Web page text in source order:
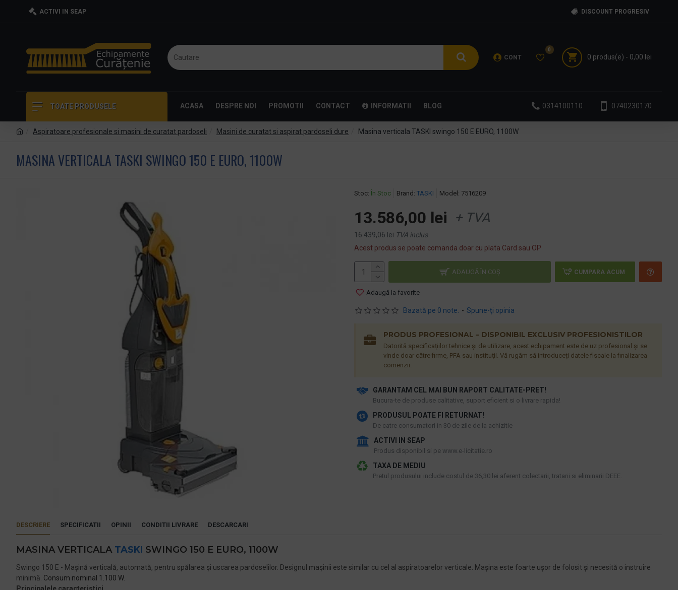
ACTIVI IN SEAP DISCOUNT PROGRESIV
CONT
0
0 produs(e) - 0,00 lei
TOATE PRODUSELE ACASA DESPRE NOI PROMOTII CONTACT INFORMATII BLOG 0314100110 0740230170
Aspiratoare profesionale si masini de curatat pardoseli Masini de curatat si aspirat pardoseli dure Masina verticala TASKI swingo 150 E EURO, 1100W
MASINA VERTICALA TASKI SWINGO 150 E EURO, 1100W
Stoc: În Stoc Brand: TASKI Model: 7516209
Bazată pe 0 note. - Spune-ţi opinia
13.586,00 lei + TVA
16.439,06 lei TVA inclus
Acest produs se poate comanda doar cu plata Card sau OP
ADAUGĂ ÎN COŞ CUMPARA ACUM
Adaugă la favorite
GARANTAM CEL MAI BUN RAPORT CALITATE-PRET!
​Bucura-te de produse calitative, suport eficient si o livrare rapida!
PRODUSUL POATE FI RETURNAT!
De catre consumatori in 30 de zile de la achizitie
ACTIVI IN SEAP
Produs disponibil si pe www.e-licitatie.ro
PRODUS PROFESIONAL – DISPONIBIL EXCLUSIV PROFESIONISTILOR
Datorită specificațiilor tehnice și de utilizare, acest echipament este de uz profesional și se
vinde doar către firme, PFA sau instituții. Vă rugăm să introduceți datele fiscale la finalizarea
comenzii.
TAXA DE MEDIU
Pretul produsului include costul de 36,30 lei aferent colectarii, tratarii si eliminarii DEEE.
DESCRIERE SPECIFICATII OPINII CONDITII LIVRARE DESCARCARI
MASINA VERTICALA TASKI SWINGO 150 E EURO, 1100W
Swingo 150 E - Maşină verticală, automată, pentru spălarea şi uscarea pardoselilor. Designul mașinii este similar cu cel al aspiratoarelor verticale. Mașina este foarte ușor de folosit și necesită o instruire
minimă. Consum nominal 1.100 W.